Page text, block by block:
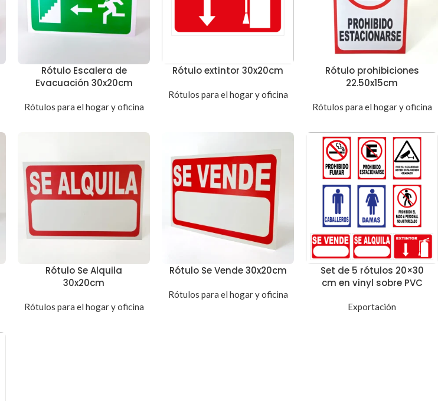
Rótulo Escalera de
Evacuación 30x20cm
Rótulos para el hogar y oficina
Rótulo extintor 30x20cm
Rótulos para el hogar y oficina
Rótulo prohibiciones
22.50x15cm
Rótulos para el hogar y oficina
Rótulo Se Alquila
30x20cm
Rótulos para el hogar y oficina
Rótulo Se Vende 30x20cm
Rótulos para el hogar y oficina
Set de 5 rótulos 20×30
cm en vinyl sobre PVC
Exportación